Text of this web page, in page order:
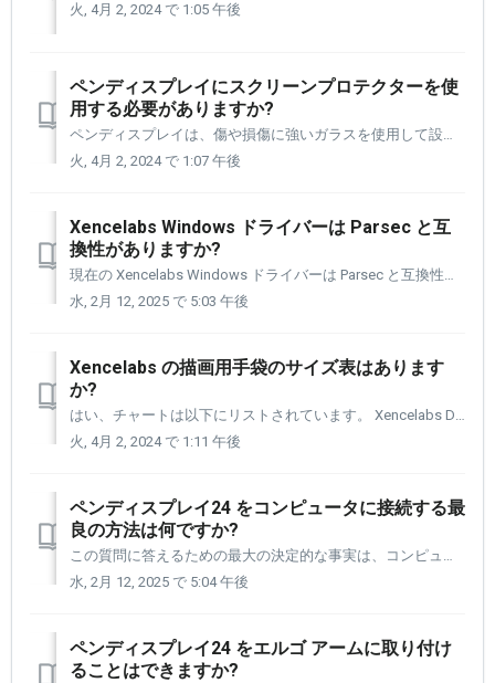
火, 4月 2, 2024 で 1:05 午後
ペンディスプレイにスクリーンプロテクターを使
用する必要がありますか?
ペンディスプレイは、傷や損傷に強いガラスを使用して設計されています。 ペン ディスプレイ 24 にはスクリーン プロテクターは必要ありません。また、スクリーン プロテクターの使用も推奨されていません。また、スクリーン プロテクターを使用すると、ペン ディスプレイの表面に大量のぎらつきが生じる可能性があります。 ...
火, 4月 2, 2024 で 1:07 午後
Xencelabs Windows ドライバーは Parsec と互
換性がありますか?
現在の Xencelabs Windows ドライバーは Parsec と互換性がありません。 ドライバー チームは、Parsec で使用できる Windows ドライバーのベータ版を開発しました。 Parsec でテスト中の Windows バージョンのドライバーがあり、その環境内で実行されます。 ...
水, 2月 12, 2025 で 5:03 午後
Xencelabs の描画用手袋のサイズ表はあります
か?
はい、チャートは以下にリストされています。 Xencelabs Drawing Gloves には 3 つのサイズがあります。 小、中、大。 スタンダード ブラックまたはスペシャル エディションのネブ ホワイトもあります。 ペンタブレットとペンディスプレイの両方から使える手袋です。 Xencel...
火, 4月 2, 2024 で 1:11 午後
ペンディスプレイ24 をコンピュータに接続する最
良の方法は何ですか?
この質問に答えるための最大の決定的な事実は、コンピュータにどのようなビデオ ポートがあるかということです。 これには、あなた側で少し調査する必要があります。 コンピュータのマニュアルを参照するか、コンピュータの製造元の Web サイトにアクセスして、コンピュータ モデルの正確なビデオ ポートの仕様を確認してくだ...
水, 2月 12, 2025 で 5:04 午後
ペンディスプレイ24 をエルゴ アームに取り付け
ることはできますか?